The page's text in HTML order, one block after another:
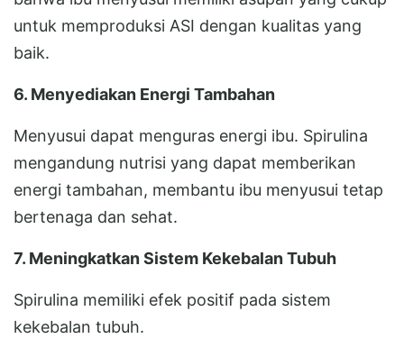
untuk memproduksi ASI dengan kualitas yang
baik.
6. Menyediakan Energi Tambahan
Menyusui dapat menguras energi ibu. Spirulina
mengandung nutrisi yang dapat memberikan
energi tambahan, membantu ibu menyusui tetap
bertenaga dan sehat.
7. Meningkatkan Sistem Kekebalan Tubuh
Spirulina memiliki efek positif pada sistem
kekebalan tubuh.